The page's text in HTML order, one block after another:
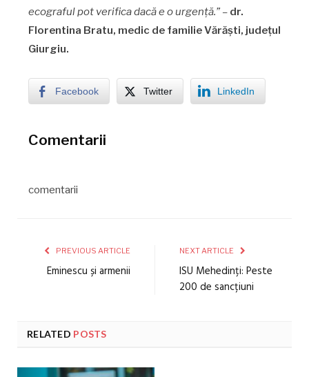
ecograful pot verifica dacă e o urgență.” – dr.
Florentina Bratu, medic de familie Vărăști, județul
Giurgiu.
Facebook Twitter LinkedIn
Comentarii
comentarii
PREVIOUS ARTICLE
Eminescu și armenii
NEXT ARTICLE
ISU Mehedinți: Peste
200 de sancțiuni
RELATED POSTS